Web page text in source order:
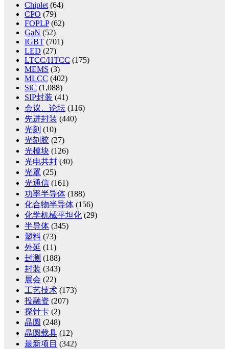
Chiplet (64)
CPO (79)
FOPLP(62)
GaN (52)
IGBT (701)
LED (27)
LTCC/HTCC (175)
MEMS (3)
MLCC (402)
SiC (1,088)
SIP封装 (41)
会议、论坛 (116)
先进封装 (440)
光刻 (10)
光刻胶 (27)
光模块 (126)
光电共封 (40)
光罩 (25)
光通信 (161)
功率半导体 (188)
化合物半导体 (156)
化学机械平坦化 (29)
半导体 (345)
塑料 (73)
外延 (11)
封测 (188)
封装 (343)
展会 (22)
工艺技术 (173)
投融资 (207)
探针卡 (2)
晶圆 (248)
晶圆载具 (12)
最新项目 (342)